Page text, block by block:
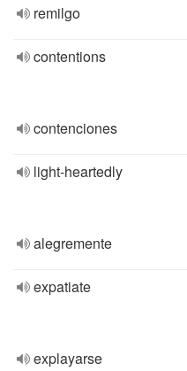
remilgo
contentions
contenciones
light-heartedly
alegremente
expatiate
explayarse